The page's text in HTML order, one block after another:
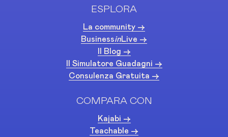
ESPLORA
La community ->
BusinessinLive ->
Il Blog ->
Il Simulatore Guadagni ->
Consulenza Gratuita ->
COMPARA CON
Kajabi ->
Teachable ->